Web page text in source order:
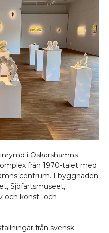
i Oskarshamns
från 1970-talet med
centrum. I byggnaden
Sjöfartsmuseet,
och konst- och
från svensk